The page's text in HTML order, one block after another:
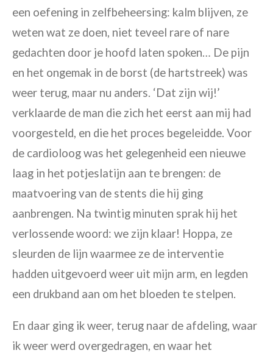
een oefening in zelfbeheersing: kalm blijven, ze
weten wat ze doen, niet teveel rare of nare
gedachten door je hoofd laten spoken… De pijn
en het ongemak in de borst (de hartstreek) was
weer terug, maar nu anders. ‘Dat zijn wij!’
verklaarde de man die zich het eerst aan mij had
voorgesteld, en die het proces begeleidde. Voor
de cardioloog was het gelegenheid een nieuwe
laag in het potjeslatijn aan te brengen: de
maatvoering van de stents die hij ging
aanbrengen. Na twintig minuten sprak hij het
verlossende woord: we zijn klaar! Hoppa, ze
sleurden de lijn waarmee ze de interventie
hadden uitgevoerd weer uit mijn arm, en legden
een drukband aan om het bloeden te stelpen.
En daar ging ik weer, terug naar de afdeling, waar
ik weer werd overgedragen, en waar het